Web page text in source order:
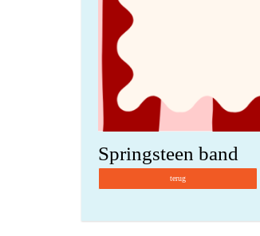
Springsteen band
terug